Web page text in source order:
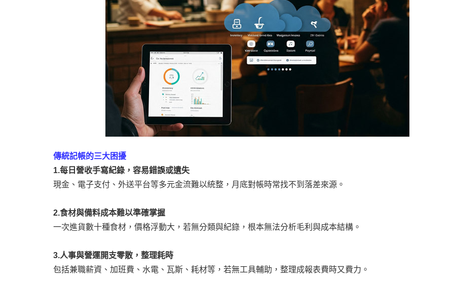
傳統記帳的三大困擾
1.每日營收手寫紀錄，容易錯誤或遺失
現金、電子支付、外送平台等多元金流難以統整，月底對帳時常找不到落差來源。
2.食材與備料成本難以準確掌握
一次進貨數十種食材，價格浮動大，若無分類與紀錄，根本無法分析毛利與成本結構。
3.人事與營運開支零散，整理耗時
包括兼職薪資、加班費、水電、瓦斯、耗材等，若無工具輔助，整理成報表費時又費力。